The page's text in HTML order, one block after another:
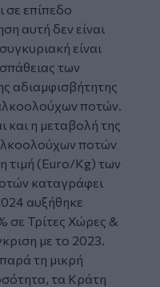
σε επίπεδο
αυτή δεν είναι
είναι
των
αδιαμφισβήτητης
ποτών.
και η μεταβολή της
ποτών
τιμή (Euro/Kg) των
καταγράφει
αυξήθηκε
σε Τρίτες Χώρες &
με το 2023.
τη μικρή
τα Κράτη